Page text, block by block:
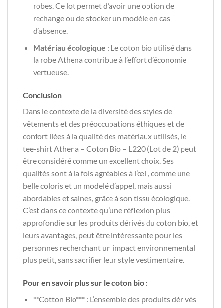
robes. Ce lot permet d’avoir une option de
rechange ou de stocker un modèle en cas
d’absence.
Matériau écologique : Le coton bio utilisé dans
la robe Athena contribue à l’effort d’économie
vertueuse.
Conclusion
Dans le contexte de la diversité des styles de
vêtements et des préoccupations éthiques et de
confort liées à la qualité des matériaux utilisés, le
tee-shirt Athena – Coton Bio – L220 (Lot de 2) peut
être considéré comme un excellent choix. Ses
qualités sont à la fois agréables à l’œil, comme une
belle coloris et un modelé d’appel, mais aussi
abordables et saines, grâce à son tissu écologique.
C’est dans ce contexte qu’une réflexion plus
approfondie sur les produits dérivés du coton bio, et
leurs avantages, peut être intéressante pour les
personnes recherchant un impact environnemental
plus petit, sans sacrifier leur style vestimentaire.
Pour en savoir plus sur le coton bio :
**Cotton Bio*** : L’ensemble des produits dérivés